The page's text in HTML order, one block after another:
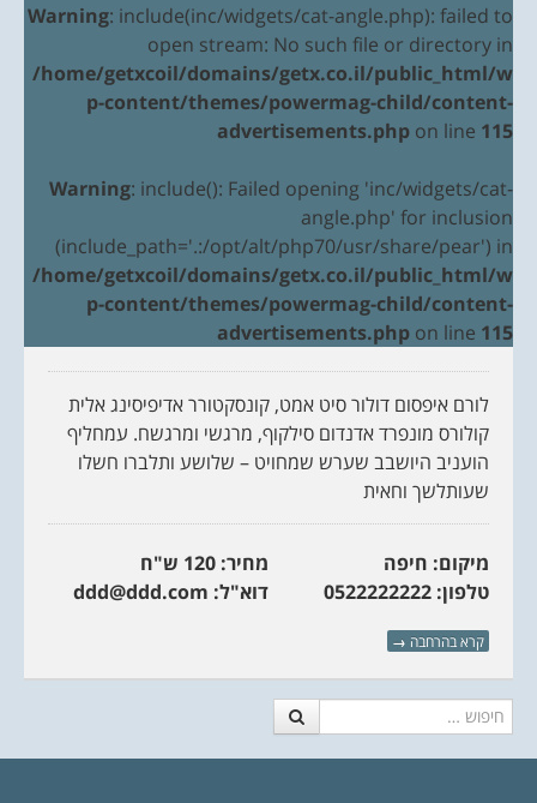
Warning: include(inc/widgets/cat-angle.php): failed to
open stream: No such file or directory in
/home/getxcoil/domains/getx.co.il/public_html/w
p-content/themes/powermag-child/content-
advertisements.php on line 115
Warning: include(): Failed opening 'inc/widgets/cat-
angle.php' for inclusion
(include_path='.:/opt/alt/php70/usr/share/pear') in
/home/getxcoil/domains/getx.co.il/public_html/w
p-content/themes/powermag-child/content-
advertisements.php on line 115
לורם איפסום דולור סיט אמט, קונסקטורר אדיפיסינג אלית
קולורס מונפרד אדנדום סילקוף, מרגשי ומרגשח. עמחליף
הועניב היושבב שערש שמחויט – שלושע ותלברו חשלו
שעותלשך וחאית
מיקום: חיפה
מחיר: 120 ש"ח
טלפון: 0522222222
דוא"ל: ddd@ddd.com
קרא בהרחבה →
חיפוש